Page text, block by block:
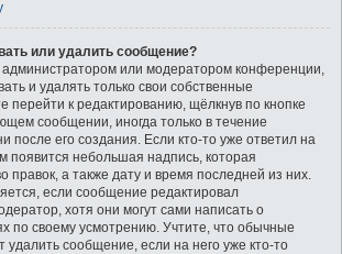
или удалить сообщение?
администратором или модератором конференции,
и удалять только свои собственные
к редактированию, щёлкнув по кнопке
сообщении, иногда только в течение
после его создания. Если кто-то уже ответил на
появится небольшая надпись, которая
правок, а также дату и время последней из них.
если сообщение редактировал
хотя они могут сами написать о
по своему усмотрению. Учтите, что обычные
удалить сообщение, если на него уже кто-то